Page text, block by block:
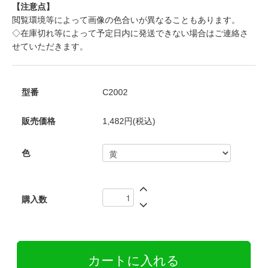
【注意点】
閲覧環境等によって画像の色合いが異なることもあります。
◇在庫切れ等によって予定日内に発送できない場合はご連絡さ
せていただきます。
型番 C2002
販売価格 1,482円(税込)
色
購入数